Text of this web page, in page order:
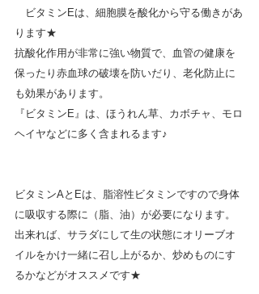
ビタミンEは、細胞膜を酸化から守る働きがあ
ります★
抗酸化作用が非常に強い物質で、血管の健康を
保ったり赤血球の破壊を防いだり、老化防止に
も効果があります。
『ビタミンE』は、ほうれん草、カボチャ、モロ
ヘイヤなどに多く含まれるます♪
ビタミンAとEは、脂溶性ビタミンですので身体
に吸収する際に（脂、油）が必要になります。
出来れば、サラダにして生の状態にオリーブオ
イルをかけ一緒に召し上がるか、炒めものにす
るかなどがオススメです★